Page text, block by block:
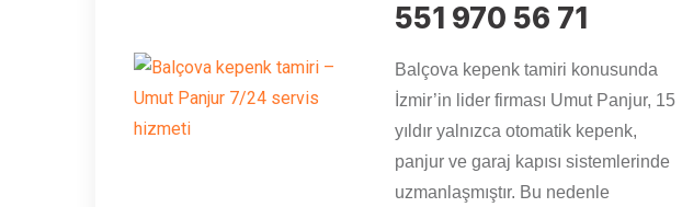
551 970 56 71
Balçova kepenk tamiri konusunda
İzmir’in lider firması Umut Panjur, 15
yıldır yalnızca otomatik kepenk,
panjur ve garaj kapısı sistemlerinde
uzmanlaşmıştır. Bu nedenle